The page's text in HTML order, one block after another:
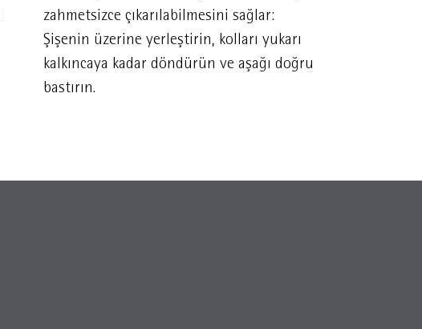
zahmetsizce çıkarılabilmesini sağlar:
Şişenin üzerine yerleştirin, kolları yukarı
kalkıncaya kadar döndürün ve aşağı doğru
bastırın.